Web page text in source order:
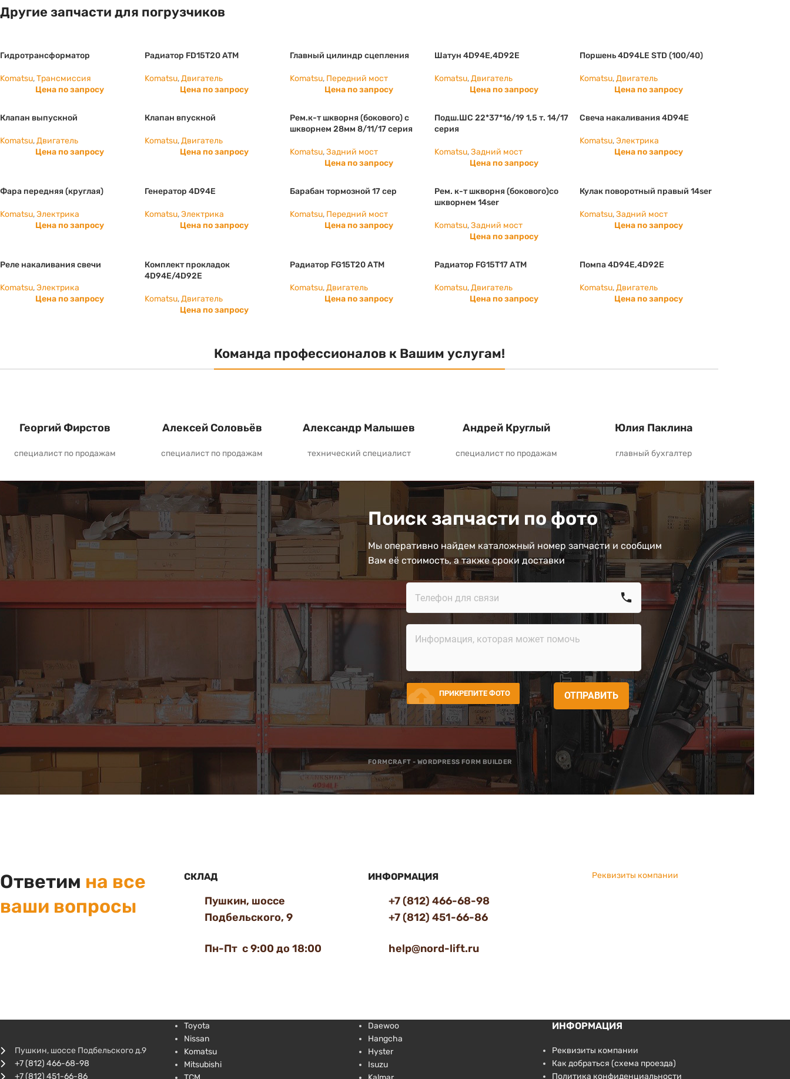
Другие запчасти для погрузчиков
Гидротрансформатор
Komatsu,Трансмиссия
Цена по запросу
Радиатор FD15T20 ATM
Komatsu,Двигатель
Цена по запросу
Главный цилиндр сцепления
Komatsu, Передний мост
Цена по запросу
Шатун 4D94E,4D92E
Komatsu,Двигатель
Цена по запросу
Поршень 4D94LE STD (100/40)
Komatsu, Двигатель
Цена по запросу
Клапан выпускной
Komatsu,Двигатель
Цена по запросу
Клапан впускной
Komatsu,Двигатель
Цена по запросу
Рем.к-т шкворня (бокового) с
шкворнем 28мм 8/11/17 серия
Komatsu,Задний мост
Цена по запросу
Подш.ШС 22*37*16/19 1,5 т. 14/17
серия
Komatsu,Задний мост
Цена по запросу
Свеча накаливания 4D94E
Komatsu, Электрика
Цена по запросу
Фара передняя (круглая)
Komatsu,Электрика
Цена по запросу
Генератор 4D94E
Komatsu,Электрика
Цена по запросу
Барабан тормозной 17 сер
Komatsu, Передний мост
Цена по запросу
Рем. к-т шкворня (бокового)со
шкворнем 14ser
Komatsu,Задний мост
Цена по запросу
Кулак поворотный правый 14ser
Komatsu, Задний мост
Цена по запросу
Реле накаливания свечи
Komatsu,Электрика
Цена по запросу
Комплект прокладок
4D94E/4D92E
Komatsu,Двигатель
Цена по запросу
Радиатор FG15T20 АТМ
Komatsu,Двигатель
Цена по запросу
Радиатор FG15T17 АТМ
Komatsu,Двигатель
Цена по запросу
Помпа 4D94E,4D92E
Komatsu, Двигатель
Цена по запросу
Команда профессионалов к Вашим услугам!
Георгий Фирстов
специалист по продажам
Алексей Соловьёв
специалист по продажам
Александр Малышев
технический специалист
Андрей Круглый
специалист по продажам
Юлия Паклина
главный бухгалтер
Поиск запчасти по фото
Мы оперативно найдем каталожный номер запчасти и сообщим
Вам её стоимость, а также сроки доставки
call
cloud_upload ПРИКРЕПИТЕ ФОТО ОТПРАВИТЬ
FORMCRAFT - WORDPRESS FORM BUILDER
Ответим на все
ваши вопросы
СКЛАД
Пушкин, шоссе
Подбельского, 9
Пн-Пт с 9:00 до 18:00
ИНФОРМАЦИЯ
+7 (812) 466-68-98
+7 (812) 451-66-86
help@nord-lift.ru
Реквизиты компании
Пушкин, шоссе Подбельского д.9
+7 (812) 466-68-98
+7 (812) 451-66-86
Toyota
Nissan
Komatsu
Mitsubishi
Daewoo
Hangcha
Hyster
Isuzu
ИНФОРМАЦИЯ
Реквизиты компании
Как добраться (схема проезда)
Политика конфиденциальности